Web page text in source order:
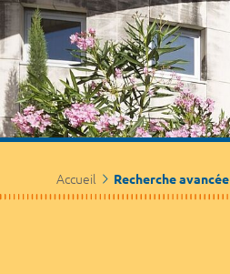
Accueil Recherche avancée